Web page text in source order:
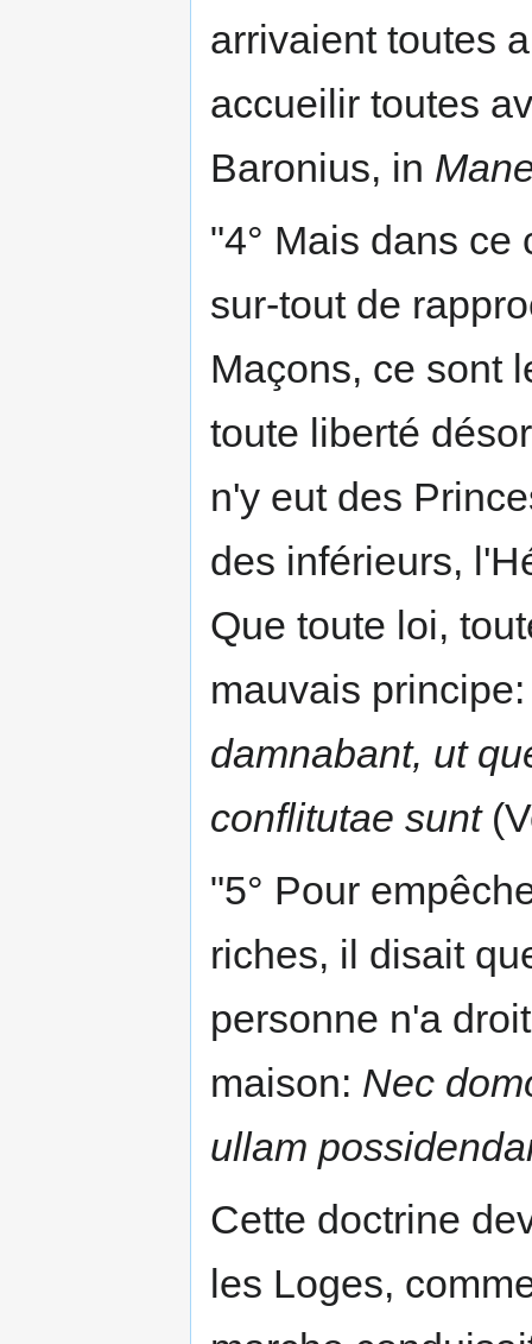
arrivaient toutes
accueilir toutes
Baronius, in
"4° Mais dans ce
sur-tout de
Maçons, ce sont
toute liberté
n'y eut des
des inférieurs,
Que toute loi,
mauvais
damnabant, ut
conflitutae sunt
"5° Pour
riches, il disait
personne n'a
maison: Nec
ullam
Cette doctrine
les Loges,